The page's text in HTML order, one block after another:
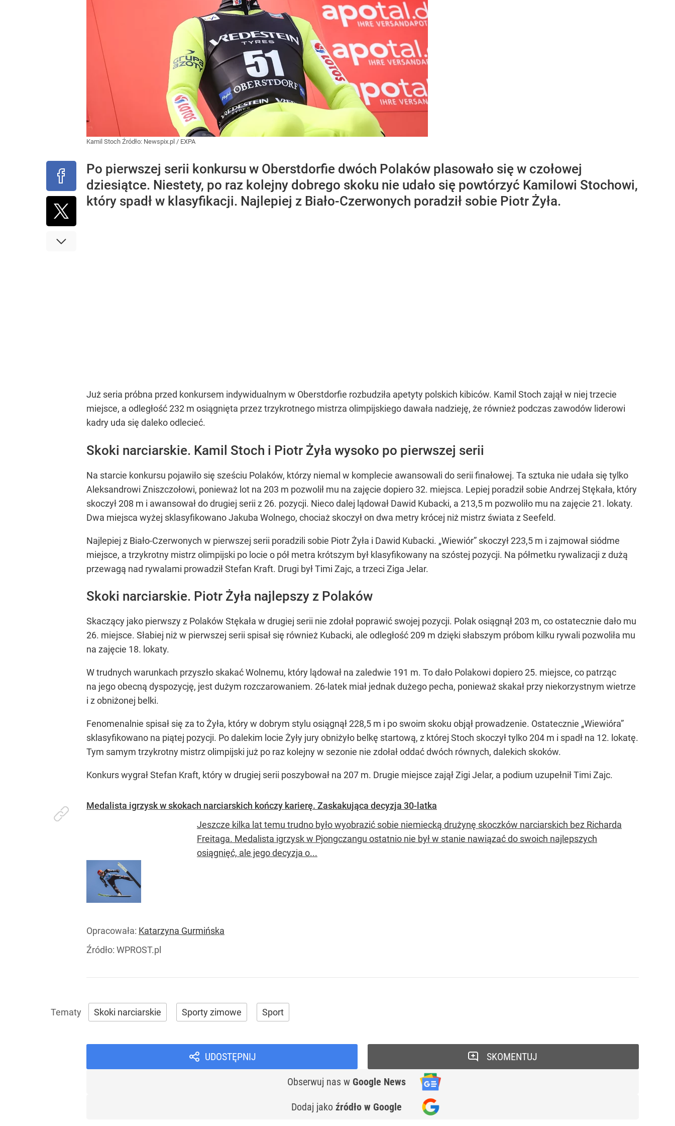
Kamil Stoch Źródło: Newspix.pl / EXPA
Po pierwszej serii konkursu w Oberstdorfie dwóch Polaków plasowało się w czołowej
dziesiątce. Niestety, po raz kolejny dobrego skoku nie udało się powtórzyć Kamilowi Stochowi,
który spadł w klasyfikacji. Najlepiej z Biało-Czerwonych poradził sobie Piotr Żyła.
Już seria próbna przed konkursem indywidualnym w Oberstdorfie rozbudziła apetyty polskich kibiców. Kamil Stoch zajął w niej trzecie
miejsce, a odległość 232 m osiągnięta przez trzykrotnego mistrza olimpijskiego dawała nadzieję, że również podczas zawodów liderowi
kadry uda się daleko odlecieć.
Skoki narciarskie. Kamil Stoch i Piotr Żyła wysoko po pierwszej serii
Na starcie konkursu pojawiło się sześciu Polaków, którzy niemal w komplecie awansowali do serii finałowej. Ta sztuka nie udała się tylko
Aleksandrowi Zniszczołowi, ponieważ lot na 203 m pozwolił mu na zajęcie dopiero 32. miejsca. Lepiej poradził sobie Andrzej Stękała, który
skoczył 208 m i awansował do drugiej serii z 26. pozycji. Nieco dalej lądował Dawid Kubacki, a 213,5 m pozwoliło mu na zajęcie 21. lokaty.
Dwa miejsca wyżej sklasyfikowano Jakuba Wolnego, chociaż skoczył on dwa metry krócej niż mistrz świata z Seefeld.
Najlepiej z Biało-Czerwonych w pierwszej serii poradzili sobie Piotr Żyła i Dawid Kubacki. „Wiewiór” skoczył 223,5 m i zajmował siódme
miejsce, a trzykrotny mistrz olimpijski po locie o pół metra krótszym był klasyfikowany na szóstej pozycji. Na półmetku rywalizacji z dużą
przewagą nad rywalami prowadził Stefan Kraft. Drugi był Timi Zajc, a trzeci Ziga Jelar.
Skoki narciarskie. Piotr Żyła najlepszy z Polaków
Skaczący jako pierwszy z Polaków Stękała w drugiej serii nie zdołał poprawić swojej pozycji. Polak osiągnął 203 m, co ostatecznie dało mu
26. miejsce. Słabiej niż w pierwszej serii spisał się również Kubacki, ale odległość 209 m dzięki słabszym próbom kilku rywali pozwoliła mu
na zajęcie 18. lokaty.
W trudnych warunkach przyszło skakać Wolnemu, który lądował na zaledwie 191 m. To dało Polakowi dopiero 25. miejsce, co patrząc
na jego obecną dyspozycję, jest dużym rozczarowaniem. 26-latek miał jednak dużego pecha, ponieważ skakał przy niekorzystnym wietrze
i z obniżonej belki.
Fenomenalnie spisał się za to Żyła, który w dobrym stylu osiągnął 228,5 m i po swoim skoku objął prowadzenie. Ostatecznie „Wiewióra”
sklasyfikowano na piątej pozycji. Po dalekim locie Żyły jury obniżyło belkę startową, z której Stoch skoczył tylko 204 m i spadł na 12. lokatę.
Tym samym trzykrotny mistrz olimpijski już po raz kolejny w sezonie nie zdołał oddać dwóch równych, dalekich skoków.
Konkurs wygrał Stefan Kraft, który w drugiej serii poszybował na 207 m. Drugie miejsce zajął Zigi Jelar, a podium uzupełnił Timi Zajc.
Medalista igrzysk w skokach narciarskich kończy karierę. Zaskakująca decyzja 30-latka
Jeszcze kilka lat temu trudno było wyobrazić sobie niemiecką drużynę skoczków narciarskich bez Richarda
Freitaga. Medalista igrzysk w Pjongczangu ostatnio nie był w stanie nawiązać do swoich najlepszych
osiągnięć, ale jego decyzja o...
Opracowała: Katarzyna Gurmińska
Źródło: WPROST.pl
Skoki narciarskie Sporty zimowe Sport
UDOSTĘPNIJ
Obserwuj nas w Google News
Dodaj jako źródło w Google
SKOMENTUJ